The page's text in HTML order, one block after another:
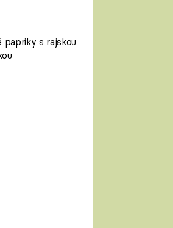
papriky s rajskou